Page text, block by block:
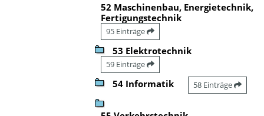
52 Maschinenbau, Energietechnik,
Fertigungstechnik
95 Einträge
53 Elektrotechnik
59 Einträge
54 Informatik 58 Einträge